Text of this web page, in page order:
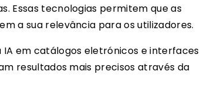
Essas tecnologias permitem que as
a sua relevância para os utilizadores.
em catálogos eletrónicos e interfaces
resultados mais precisos através da